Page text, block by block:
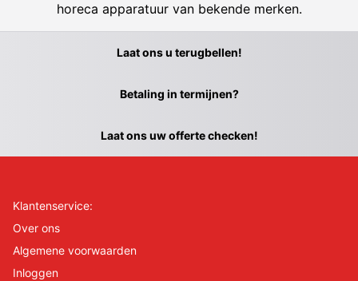
horeca apparatuur van bekende merken.
Laat ons u terugbellen!
Betaling in termijnen?
Laat ons uw offerte checken!
Klantenservice:
Over ons
Algemene voorwaarden
Inloggen